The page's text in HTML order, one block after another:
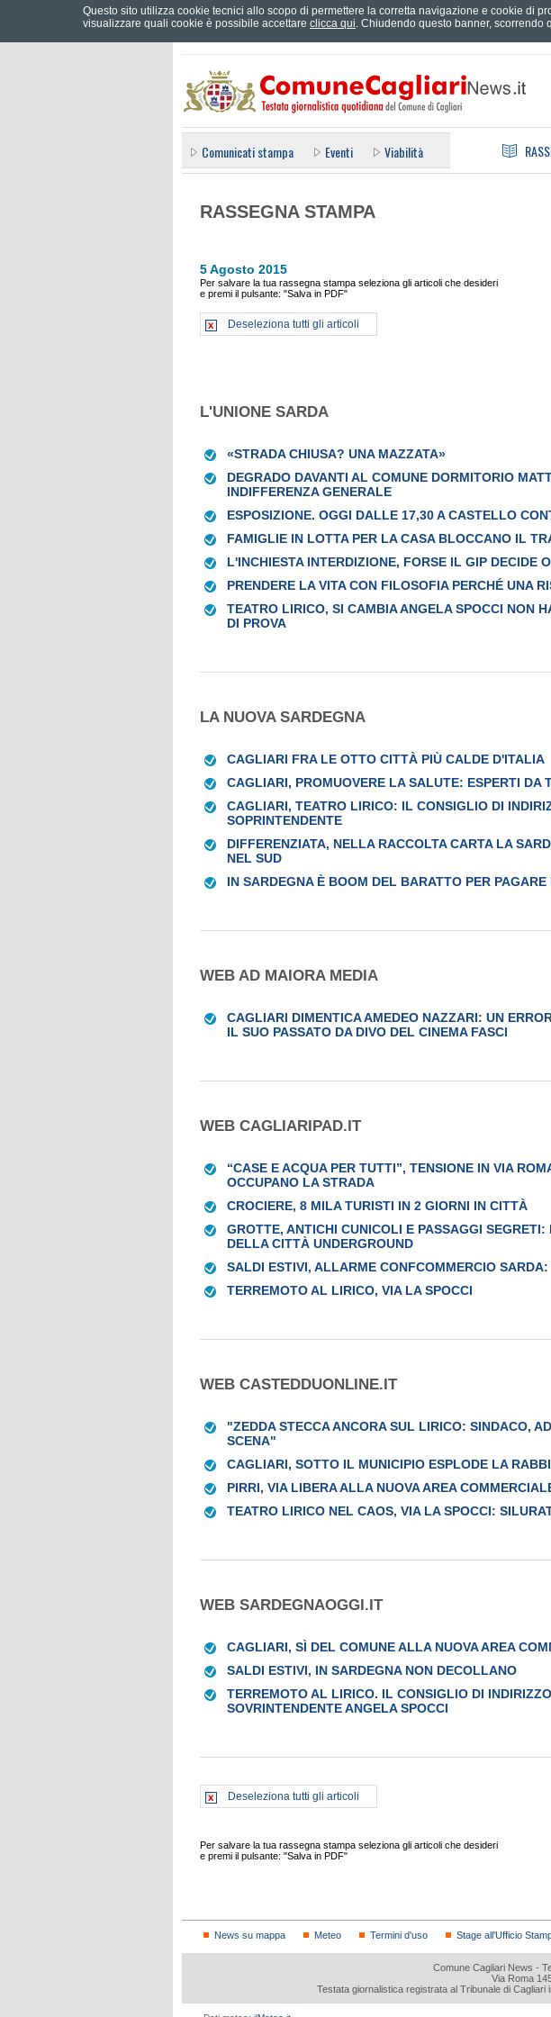
Effettua il login
Comunicati stampa Eventi Viabilità
RASSEGNA STAMPA
5 Agosto 2015
Per salvare la tua rassegna stampa seleziona gli articoli che desideri
e premi il pulsante: "Salva in PDF"
Deseleziona tutti gli articoli
L'UNIONE SARDA
«STRADA CHIUSA? UNA MAZZATA»
DEGRADO DAVANTI AL COMUNE DORMITORIO
INDIFFERENZA GENERALE
ESPOSIZIONE. OGGI DALLE 17,30 A CASTELLO
FAMIGLIE IN LOTTA PER LA CASA BLOCCANO IL
L'INCHIESTA INTERDIZIONE, FORSE IL GIP DECIDE
PRENDERE LA VITA CON FILOSOFIA PERCHÉ UNA
TEATRO LIRICO, SI CAMBIA ANGELA SPOCCI NON
DI PROVA
LA NUOVA SARDEGNA
CAGLIARI FRA LE OTTO CITTÀ PIÙ CALDE D'ITALIA
CAGLIARI, PROMUOVERE LA SALUTE: ESPERTI DA
CAGLIARI, TEATRO LIRICO: IL CONSIGLIO DI
SOPRINTENDENTE
DIFFERENZIATA, NELLA RACCOLTA CARTA LA
NEL SUD
IN SARDEGNA È BOOM DEL BARATTO PER PAGARE
WEB AD MAIORA MEDIA
CAGLIARI DIMENTICA AMEDEO NAZZARI: UN
IL SUO PASSATO DA DIVO DEL CINEMA FASCI
WEB CAGLIARIPAD.IT
“CASE E ACQUA PER TUTTI”, TENSIONE IN VIA
OCCUPANO LA STRADA
CROCIERE, 8 MILA TURISTI IN 2 GIORNI IN CITTÀ
GROTTE, ANTICHI CUNICOLI E PASSAGGI SEGRETI:
DELLA CITTÀ UNDERGROUND
SALDI ESTIVI, ALLARME CONFCOMMERCIO
TERREMOTO AL LIRICO, VIA LA SPOCCI
WEB CASTEDDUONLINE.IT
"ZEDDA STECCA ANCORA SUL LIRICO: SINDACO,
SCENA"
CAGLIARI, SOTTO IL MUNICIPIO ESPLODE LA
PIRRI, VIA LIBERA ALLA NUOVA AREA
TEATRO LIRICO NEL CAOS, VIA LA SPOCCI:
WEB SARDEGNAOGGI.IT
CAGLIARI, SÌ DEL COMUNE ALLA NUOVA AREA
SALDI ESTIVI, IN SARDEGNA NON DECOLLANO
TERREMOTO AL LIRICO. IL CONSIGLIO DI
SOVRINTENDENTE ANGELA SPOCCI
Deseleziona tutti gli articoli
Per salvare la tua rassegna stampa seleziona gli articoli che desideri
e premi il pulsante: "Salva in PDF"
News su mappa Meteo Termini d'uso Stage all'Ufficio
Comune Cagliari News -
Via Roma
Testata giornalistica registrata al Tribunale di
Questo sito utilizza cookie tecnici allo scopo di permettere la corretta navigazione e cookie di
visualizzare quali cookie è possibile accettare clicca qui. Chiudendo questo banner,